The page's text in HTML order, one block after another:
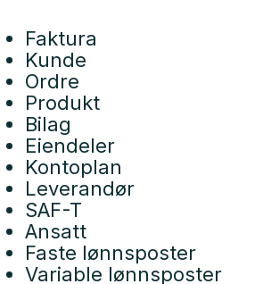
Faktura
Kunde
Ordre
Produkt
Bilag
Eiendeler
Kontoplan
Leverandør
SAF-T
Ansatt
Faste lønnsposter
Variable lønnsposter